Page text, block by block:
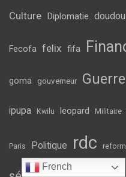
Culture Diplomatie
Fecofa felix fifa
goma gouverneur Guerre
ipupa Kwilu leopard Militaire
Paris Politique rdc
French